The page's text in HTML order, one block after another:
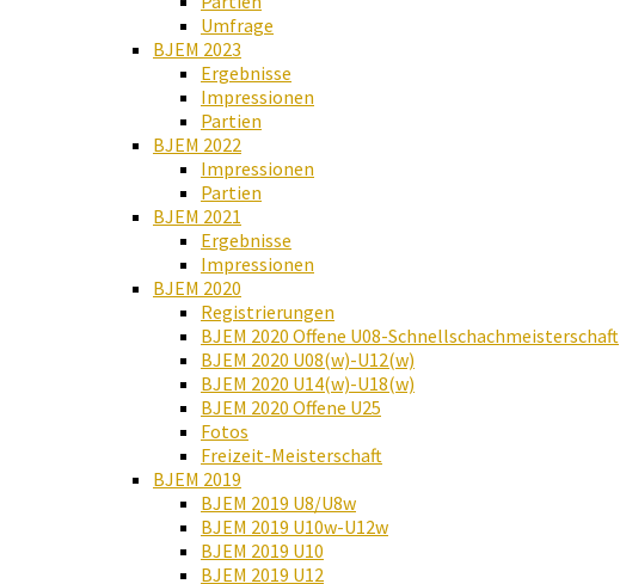
Umfrage
BJEM 2023
Ergebnisse
Impressionen
Partien
BJEM 2022
Impressionen
Partien
BJEM 2021
Ergebnisse
Impressionen
BJEM 2020
Registrierungen
BJEM 2020 Offene U08-Schnellschachmeisterschaft
BJEM 2020 U08(w)-U12(w)
BJEM 2020 U14(w)-U18(w)
BJEM 2020 Offene U25
Fotos
Freizeit-Meisterschaft
BJEM 2019
BJEM 2019 U8/U8w
BJEM 2019 U10w-U12w
BJEM 2019 U10
BJEM 2019 U12